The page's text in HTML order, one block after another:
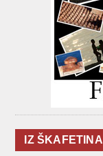
IZ ŠKAFETINA